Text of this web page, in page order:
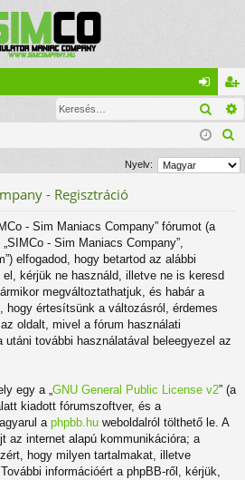
el
ép
eg
is
ztr
r
Nyelv:
- Regisztráció
- Sim Maniacs Company” fórumot (a
- Sim Maniacs Company”,
elfogadod, hogy betartod az alábbi
kérjük ne használd, illetve ne is keresd
megváltoztathatjuk, és habár a
hogy értesítsünk a változásról, érdemes
oldalt, mivel a fórum használati
további használatával beleegyezel az
egy a „ GNU General Public License v2” (a
kiadott fórumszoftver, és a
a phpbb.hu weboldalról tölthető le. A
az internet alapú kommunikációra; a
hogy milyen tartalmakat, illetve
információért a phpBB-ről, kérjük,